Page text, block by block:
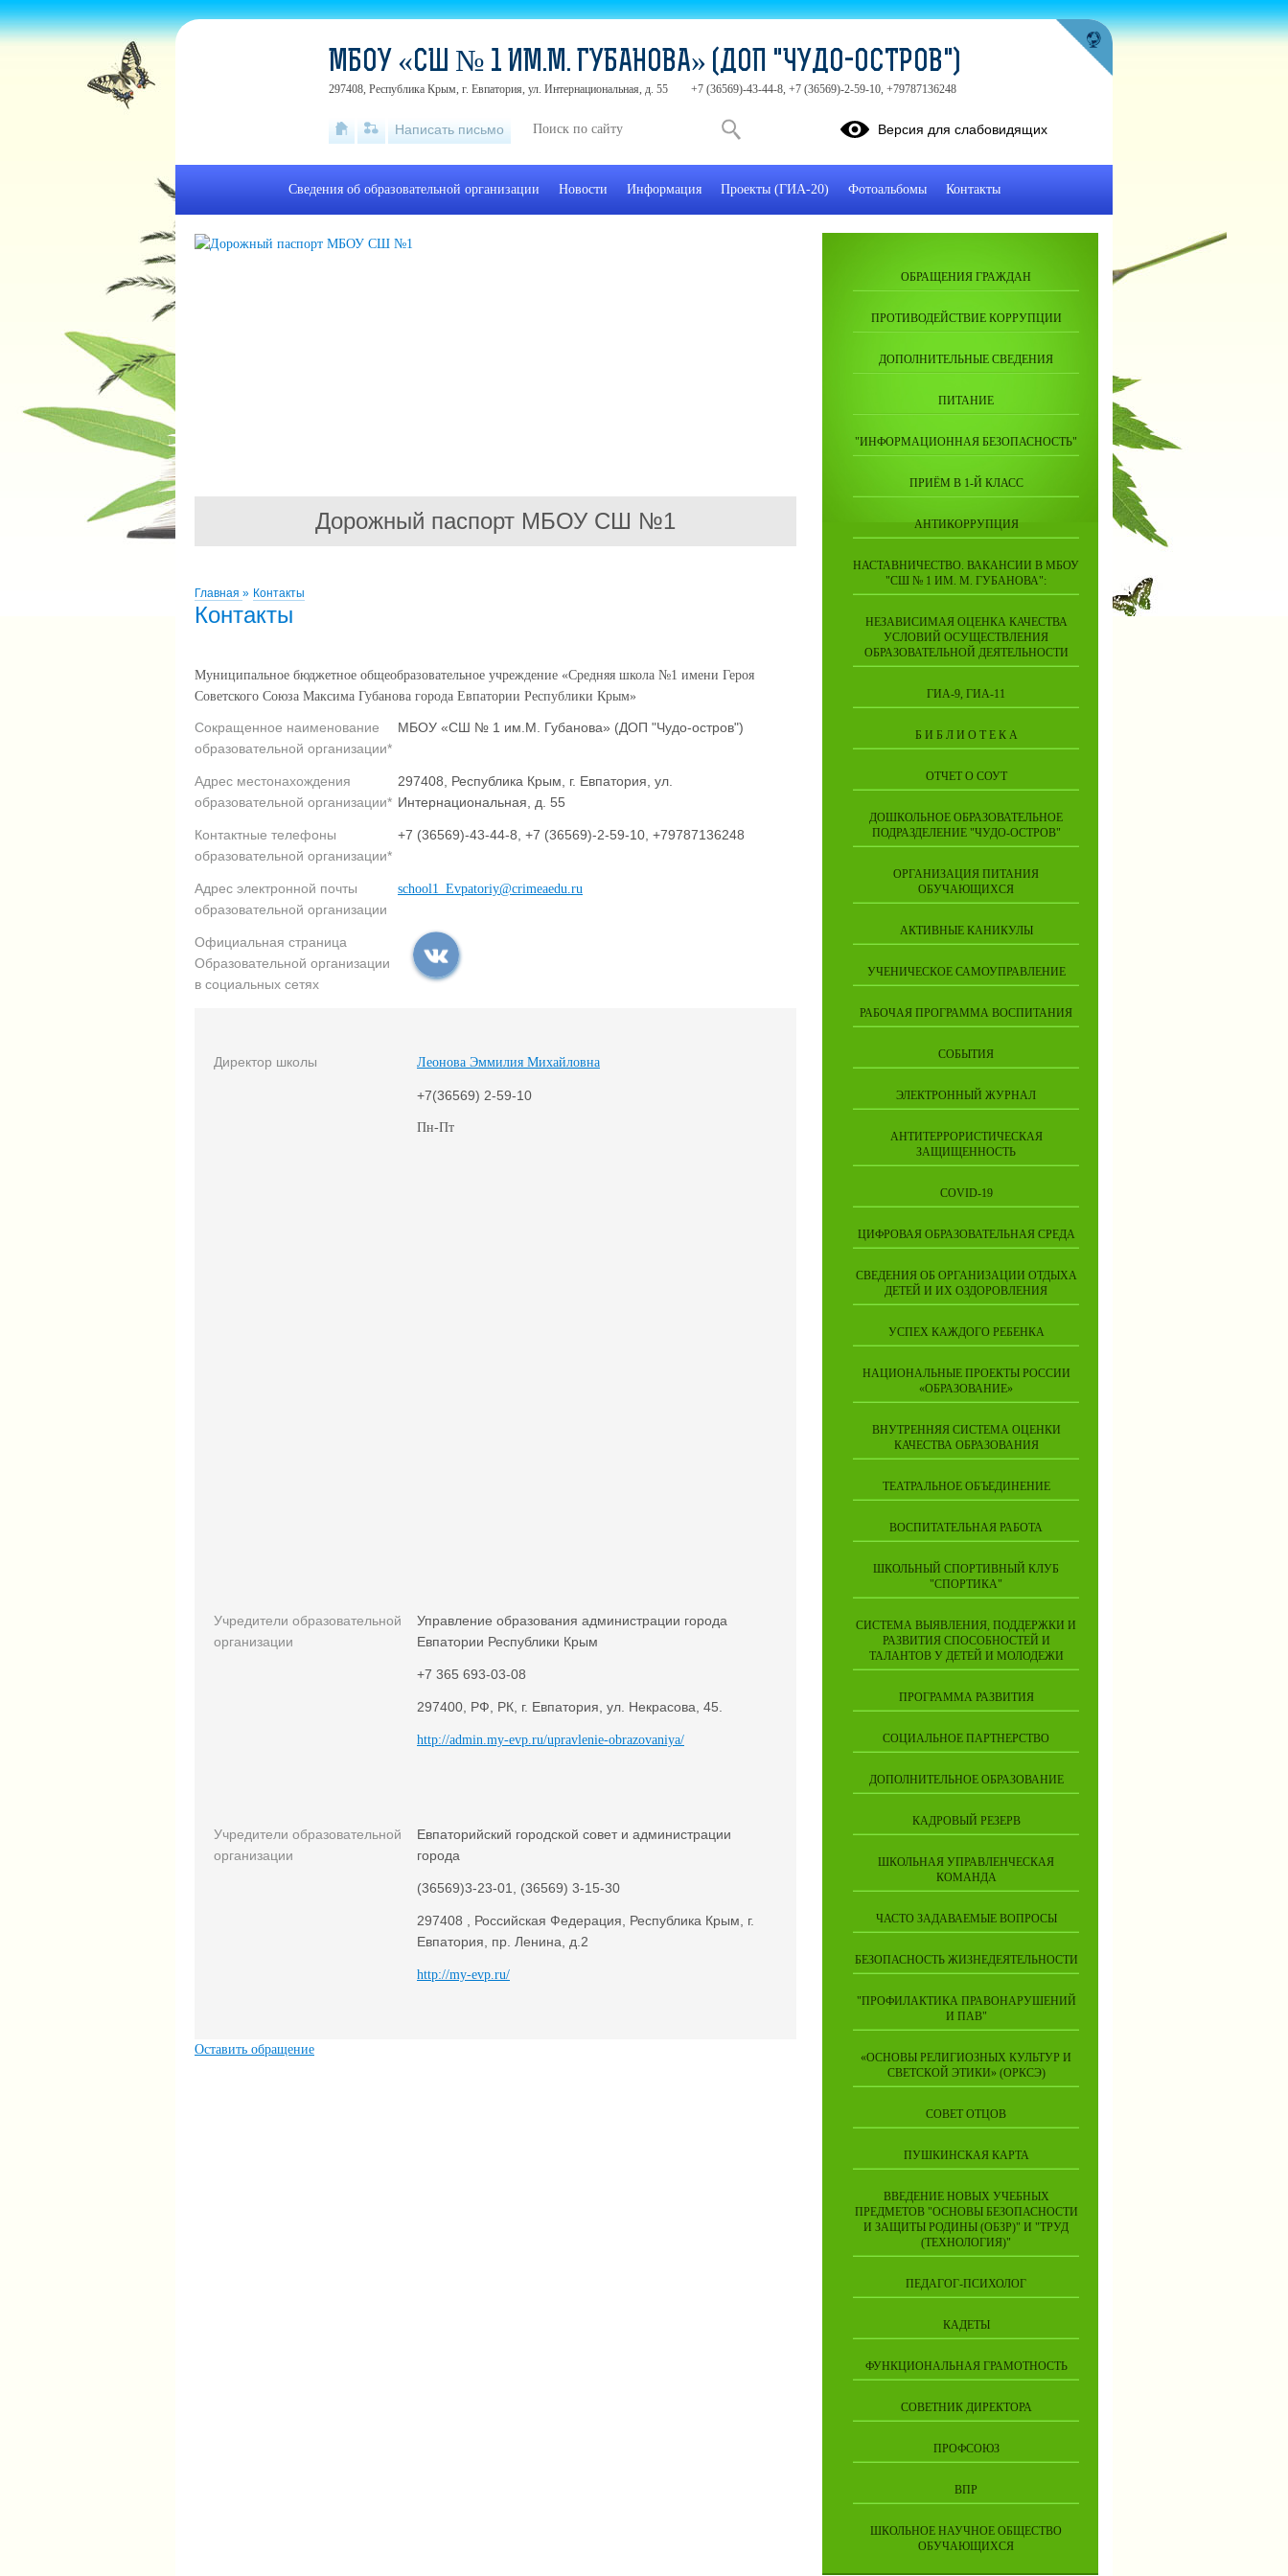
Дорожный паспорт МБОУ СШ №1
Главная » Контакты
Контакты
Муниципальное бюджетное общеобразовательное учреждение «Средняя школа №1 имени Героя
Советского Союза Максима Губанова города Евпатории Республики Крым»
Сокращенное наименование
образовательной организации*
МБОУ «СШ № 1 им.М. Губанова» (ДОП "Чудо-остров")
Адрес местонахождения
образовательной организации*
297408, Республика Крым, г. Евпатория, ул.
Интернациональная, д. 55
Контактные телефоны
образовательной организации*
+7 (36569)-43-44-8, +7 (36569)-2-59-10, +79787136248
Адрес электронной почты
образовательной организации
school1_Evpatoriy@crimeaedu.ru
Официальная страница
Образовательной организации
в социальных сетях
Директор школы Леонова Эммилия Михайловна
+7(36569) 2-59-10
Пн-Пт
Учредители образовательной
организации
Управление образования администрации города
Евпатории Республики Крым
+7 365 693-03-08
297400, РФ, РК, г. Евпатория, ул. Некрасова, 45.
http://admin.my-evp.ru/upravlenie-obrazovaniya/
Учредители образовательной
организации
Евпаторийский городской совет и администрации
города
(36569)3-23-01, (36569) 3-15-30
297408 , Российская Федерация, Республика Крым, г.
Евпатория, пр. Ленина, д.2
http://my-evp.ru/
Оставить обращение
ОБРАЩЕНИЯ ГРАЖДАН
ПРОТИВОДЕЙСТВИЕ КОРРУПЦИИ
ДОПОЛНИТЕЛЬНЫЕ СВЕДЕНИЯ
ПИТАНИЕ
"ИНФОРМАЦИОННАЯ БЕЗОПАСНОСТЬ"
ПРИЁМ В 1-Й КЛАСС
АНТИКОРРУПЦИЯ
НАСТАВНИЧЕСТВО. ВАКАНСИИ В МБОУ
"СШ № 1 ИМ. М. ГУБАНОВА":
НЕЗАВИСИМАЯ ОЦЕНКА КАЧЕСТВА
УСЛОВИЙ ОСУЩЕСТВЛЕНИЯ
ОБРАЗОВАТЕЛЬНОЙ ДЕЯТЕЛЬНОСТИ
ГИА-9, ГИА-11
Б И Б Л И О Т Е К А
ОТЧЕТ О СОУТ
ДОШКОЛЬНОЕ ОБРАЗОВАТЕЛЬНОЕ
ПОДРАЗДЕЛЕНИЕ "ЧУДО-ОСТРОВ"
ОРГАНИЗАЦИЯ ПИТАНИЯ
ОБУЧАЮЩИХСЯ
АКТИВНЫЕ КАНИКУЛЫ
УЧЕНИЧЕСКОЕ САМОУПРАВЛЕНИЕ
РАБОЧАЯ ПРОГРАММА ВОСПИТАНИЯ
СОБЫТИЯ
ЭЛЕКТРОННЫЙ ЖУРНАЛ
АНТИТЕРРОРИСТИЧЕСКАЯ
ЗАЩИЩЕННОСТЬ
COVID-19
ЦИФРОВАЯ ОБРАЗОВАТЕЛЬНАЯ СРЕДА
СВЕДЕНИЯ ОБ ОРГАНИЗАЦИИ ОТДЫХА
ДЕТЕЙ И ИХ ОЗДОРОВЛЕНИЯ
УСПЕХ КАЖДОГО РЕБЕНКА
НАЦИОНАЛЬНЫЕ ПРОЕКТЫ РОССИИ
«ОБРАЗОВАНИЕ»
ВНУТРЕННЯЯ СИСТЕМА ОЦЕНКИ
КАЧЕСТВА ОБРАЗОВАНИЯ
ТЕАТРАЛЬНОЕ ОБЪЕДИНЕНИЕ
ВОСПИТАТЕЛЬНАЯ РАБОТА
ШКОЛЬНЫЙ СПОРТИВНЫЙ КЛУБ
"СПОРТИКА"
СИСТЕМА ВЫЯВЛЕНИЯ, ПОДДЕРЖКИ И
РАЗВИТИЯ СПОСОБНОСТЕЙ И
ТАЛАНТОВ У ДЕТЕЙ И МОЛОДЕЖИ
ПРОГРАММА РАЗВИТИЯ
СОЦИАЛЬНОЕ ПАРТНЕРСТВО
ДОПОЛНИТЕЛЬНОЕ ОБРАЗОВАНИЕ
КАДРОВЫЙ РЕЗЕРВ
ШКОЛЬНАЯ УПРАВЛЕНЧЕСКАЯ
КОМАНДА
ЧАСТО ЗАДАВАЕМЫЕ ВОПРОСЫ
БЕЗОПАСНОСТЬ ЖИЗНЕДЕЯТЕЛЬНОСТИ
"ПРОФИЛАКТИКА ПРАВОНАРУШЕНИЙ
И ПАВ"
«ОСНОВЫ РЕЛИГИОЗНЫХ КУЛЬТУР И
СВЕТСКОЙ ЭТИКИ» (ОРКСЭ)
СОВЕТ ОТЦОВ
ПУШКИНСКАЯ КАРТА
ВВЕДЕНИЕ НОВЫХ УЧЕБНЫХ
ПРЕДМЕТОВ "ОСНОВЫ БЕЗОПАСНОСТИ
И ЗАЩИТЫ РОДИНЫ (ОБЗР)" И "ТРУД
(ТЕХНОЛОГИЯ)"
ПЕДАГОГ-ПСИХОЛОГ
КАДЕТЫ
ФУНКЦИОНАЛЬНАЯ ГРАМОТНОСТЬ
СОВЕТНИК ДИРЕКТОРА
ПРОФСОЮЗ
ВПР
ШКОЛЬНОЕ НАУЧНОЕ ОБЩЕСТВО
ОБУЧАЮЩИХСЯ
МБОУ «СШ № 1 ИМ.М. ГУБАНОВА» (ДОП "ЧУДО-ОСТРОВ")
297408, Республика Крым, г. Евпатория, ул. Интернациональная, д. 55 +7 (36569)-43-44-8, +7 (36569)-2-59-10, +79787136248
Написать письмо Версия для слабовидящих
Сведения об образовательной организации Новости Информация Проекты (ГИА-20) Фотоальбомы Контакты